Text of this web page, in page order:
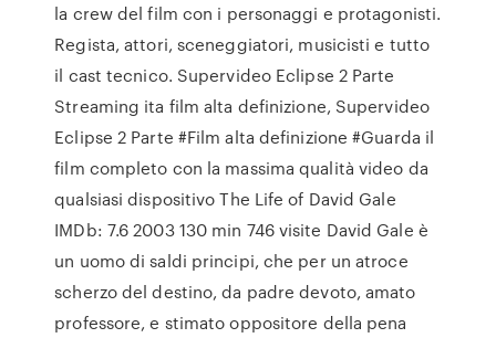
la crew del film con i personaggi e protagonisti.
Regista, attori, sceneggiatori, musicisti e tutto
il cast tecnico. Supervideo Eclipse 2 Parte
Streaming ita film alta definizione, Supervideo
Eclipse 2 Parte #Film alta definizione #Guarda il
film completo con la massima qualità video da
qualsiasi dispositivo The Life of David Gale
IMDb: 7.6 2003 130 min 746 visite David Gale è
un uomo di saldi principi, che per un atroce
scherzo del destino, da padre devoto, amato
professore, e stimato oppositore della pena